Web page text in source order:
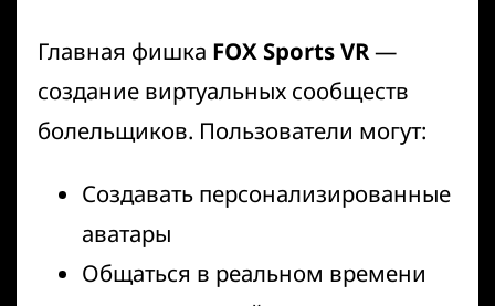
Главная фишка FOX Sports VR—
создание виртуальных сообществ
болельщиков. Пользователи могут:
Создавать персонализированные
аватары
Общаться в реальном времени